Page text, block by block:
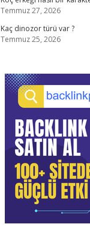
Temmuz 27, 2026
Kaç dinozor türü var ?
Temmuz 25, 2026